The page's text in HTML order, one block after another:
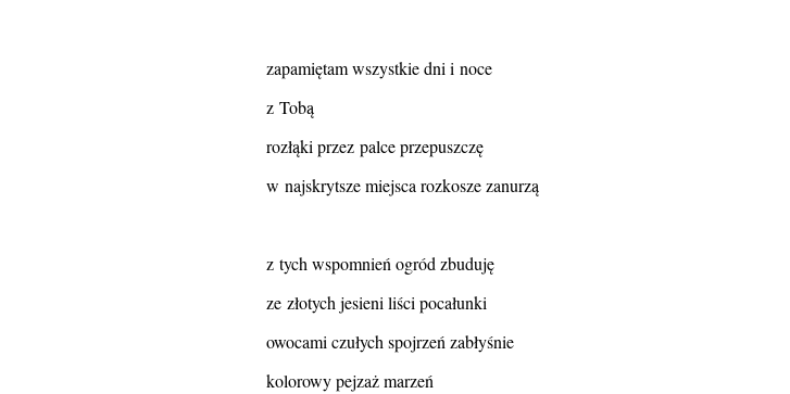
zapamiętam wszystkie dni i noce
z Tobą
rozłąki przez palce przepuszczę
w najskrytsze miejsca rozkosze zanurzą
z tych wspomnień ogród zbuduję
ze złotych jesieni liści pocałunki
owocami czułych spojrzeń zabłyśnie
kolorowy pejzaż marzeń